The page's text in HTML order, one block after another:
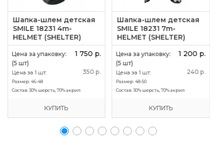
Шапка-шлем детская
SMILE 18231 4m-
HELMET (SHELTER)
Цена за упаковку: 1 750 р.
(5 шт)
Цена за 1 шт: 350 р.
Размер:46-48
Состав: 30% шерсть, 70% акрил
КУПИТЬ
Шапка-шлем детская
SMILE 18231 7m-
HELMET (SHELTER)
Цена за упаковку: 1 200 р.
(5 шт)
Цена за 1 шт: 240 р.
Размер:48-50
Состав: 30% шерсть, 70% акрил
КУПИТЬ